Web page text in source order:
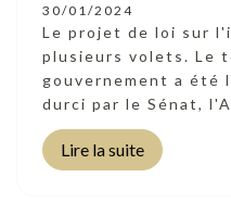
30/01/2024
Le projet de loi sur
plusieurs volets. Le
gouvernement a été
durci par le Sénat,
Lire la suite